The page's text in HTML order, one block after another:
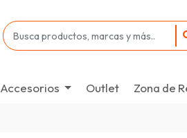
Accesorios Outlet Zona de